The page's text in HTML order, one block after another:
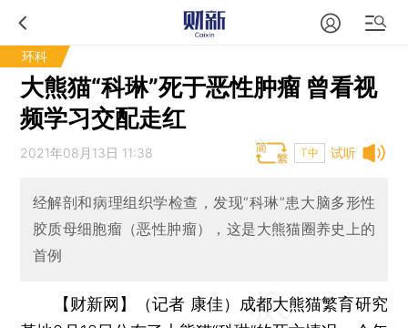
环科
大熊猫“科琳”死于恶性肿瘤 曾看视
频学习交配走红
试听
2021年08月13日 11:38 T中
经解剖和病理组织学检查，发现“科琳”患大脑多形性
胶质母细胞瘤（恶性肿瘤），这是大熊猫圈养史上的
首例
【财新网】（记者 康佳）
成都大熊猫繁育研究